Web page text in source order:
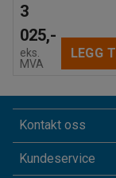
3
025,-
eks.
MVA
LEGG
Kontakt oss
Kundeservice